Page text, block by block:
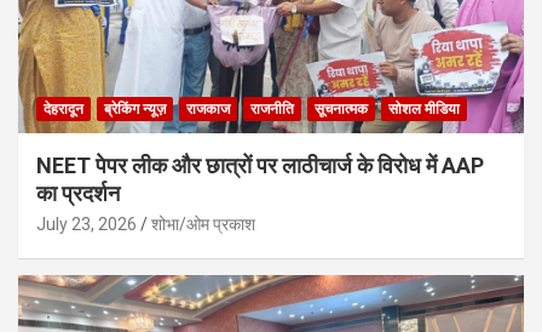
देहरादून ब्रेकिंग न्यूज़ राजकाज राजनीति सूचनात्मक सोशल मीडिया
NEET पेपर लीक और छात्रों पर लाठीचार्ज के विरोध में AAP
का प्रदर्शन
July 23, 2026 शोभा/ओम प्रकाश